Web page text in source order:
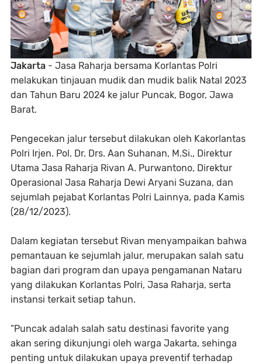
Jakarta - Jasa Raharja bersama Korlantas Polri
melakukan tinjauan mudik dan mudik balik Natal 2023
dan Tahun Baru 2024 ke jalur Puncak, Bogor, Jawa
Barat.
Pengecekan jalur tersebut dilakukan oleh Kakorlantas
Polri Irjen. Pol. Dr. Drs. Aan Suhanan, M.Si., Direktur
Utama Jasa Raharja Rivan A. Purwantono, Direktur
Operasional Jasa Raharja Dewi Aryani Suzana, dan
sejumlah pejabat Korlantas Polri Lainnya, pada Kamis
(28/12/2023).
Dalam kegiatan tersebut Rivan menyampaikan bahwa
pemantauan ke sejumlah jalur, merupakan salah satu
bagian dari program dan upaya pengamanan Nataru
yang dilakukan Korlantas Polri, Jasa Raharja, serta
instansi terkait setiap tahun.
“Puncak adalah salah satu destinasi favorite yang
akan sering dikunjungi oleh warga Jakarta, sehinga
penting untuk dilakukan upaya preventif terhadap